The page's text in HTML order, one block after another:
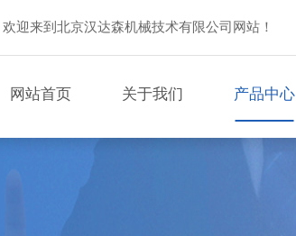
欢迎来到北京汉达森机械技术有限公司网站！
网站首页 关于我们 产品中心